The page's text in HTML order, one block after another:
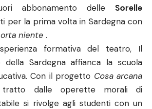
abbonamento delle Sorelle
per la prima volta in Sardegna con
niente .
formativa del teatro, Il
della Sardegna affianca la scuola
Con il progetto Cosa arcana
tratto dalle operette morali di
si rivolge agli studenti con un